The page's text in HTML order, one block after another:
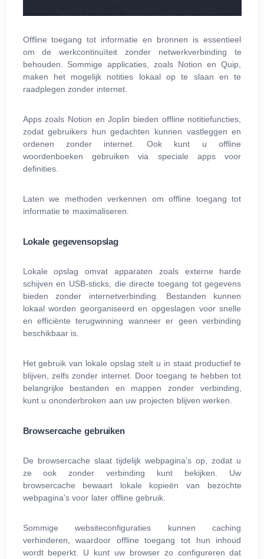
Offline toegang tot informatie en bronnen is essentieel
om de werkcontinuïteit zonder netwerkverbinding te
behouden. Sommige applicaties, zoals Notion en Quip,
maken het mogelijk notities lokaal op te slaan en te
raadplegen zonder internet.
Apps zoals Notion en Joplin bieden offline notitiefuncties,
zodat gebruikers hun gedachten kunnen vastleggen en
ordenen zonder internet. Ook kunt u offline
woordenboeken gebruiken via speciale apps voor
definities.
Laten we methoden verkennen om offline toegang tot
informatie te maximaliseren.
Lokale gegevensopslag
Lokale opslag omvat apparaten zoals externe harde
schijven en USB‑sticks, die directe toegang tot gegevens
bieden zonder internetverbinding. Bestanden kunnen
lokaal worden georganiseerd en opgeslagen voor snelle
en efficiënte terugwinning wanneer er geen verbinding
beschikbaar is.
Het gebruik van lokale opslag stelt u in staat productief te
blijven, zelfs zonder internet. Door toegang te hebben tot
belangrijke bestanden en mappen zonder verbinding,
kunt u ononderbroken aan uw projecten blijven werken.
Browsercache gebruiken
De browsercache slaat tijdelijk webpagina's op, zodat u
ze ook zonder verbinding kunt bekijken. Uw
browsercache bewaart lokale kopieën van bezochte
webpagina's voor later offline gebruik.
Sommige websiteconfiguraties kunnen caching
verhinderen, waardoor offline toegang tot hun inhoud
wordt beperkt. U kunt uw browser zo configureren dat